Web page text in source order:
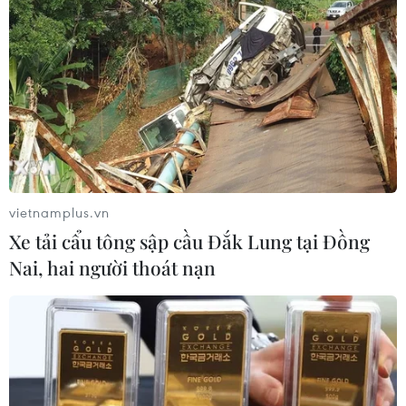
Bế mạc Techfest Hải Phòng 2026:
Lan tỏa tinh thần đổi mới, khát vọng
phát triển
05/08/2026 12:58
AI của Anthropic và OpenAI có thể
xóa dấu vết, giả danh tính khi bị bắt
quả tang
05/08/2026 11:00
Hà Nội tạo không gian
thử nghiệm cho AI, bán dẫn, robot và
công nghệ chiến lược
05/08/2026 10:58
vietnamplus.vn
Xe tải cẩu tông sập cầu Đắk Lung tại Đồng
Nai, hai người thoát nạn